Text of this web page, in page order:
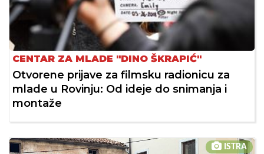
CENTAR ZA MLADE "DINO ŠKRAPIĆ"
Otvorene prijave za filmsku radionicu za
mlade u Rovinju: Od ideje do snimanja i
montaže
ISTRA